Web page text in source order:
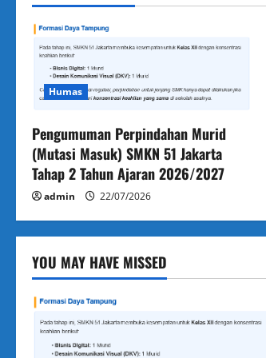
a
i
g
a
t
i
o
n
Humas
Pengumuman Perpindahan Murid
(Mutasi Masuk) SMKN 51 Jakarta
Tahap 2 Tahun Ajaran 2026/2027
admin 22/07/2026
YOU MAY HAVE MISSED